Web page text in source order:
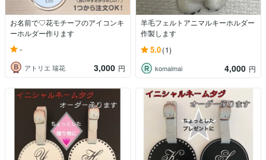
お名前で♡花モチーフのアイコンキ
ーホルダー作ります
-
アトリエ 瑞花 3,000 円
羊毛フェルトアニマルキーホルダー
作製します
5.0(1)
komaimai 4,000 円